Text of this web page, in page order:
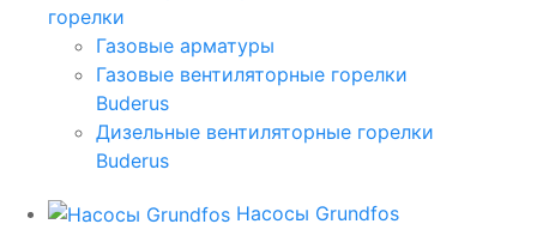
горелки
Газовые арматуры
Газовые вентиляторные горелки
Buderus
Дизельные вентиляторные горелки
Buderus
Насосы Grundfos